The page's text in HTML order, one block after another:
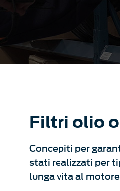
Filtri olio
Concepiti per
stati realizzati per
lunga vita al